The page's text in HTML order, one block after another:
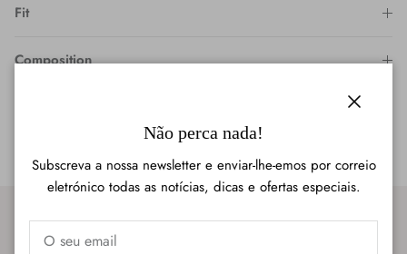
Fit
Composition
Não perca nada!
Subscreva a nossa newsletter e enviar-lhe-emos por correio
eletrónico todas as notícias, dicas e ofertas especiais.